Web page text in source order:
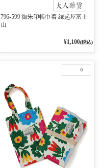
796-599 御朱印帳巾着 縁起屋富士
山
¥1,100(税込)
0